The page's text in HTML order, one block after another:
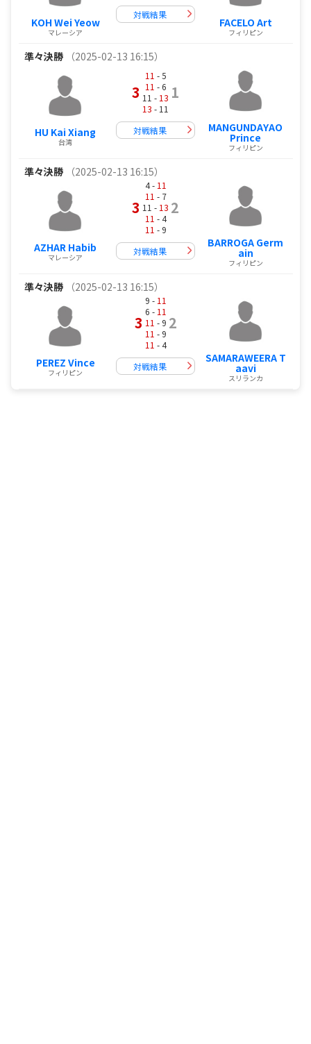
KOH Wei Yeow
マレーシア
対戦結果
FACELO Art
フィリピン
準々決勝 （2025-02-13 16:15）
HU Kai Xiang
台湾
3
11 - 5
11 - 6
11 - 13
13 - 11
1
対戦結果 MANGUNDAYAO
Prince
フィリピン
準々決勝 （2025-02-13 16:15）
AZHAR Habib
マレーシア
3
4 - 11
11 - 7
11 - 13
11 - 4
11 - 9
2
対戦結果
BARROGA Germ
ain
フィリピン
準々決勝 （2025-02-13 16:15）
PEREZ Vince
フィリピン
3
9 - 11
6 - 11
11 - 9
11 - 9
11 - 4
2
対戦結果
SAMARAWEERA T
aavi
スリランカ